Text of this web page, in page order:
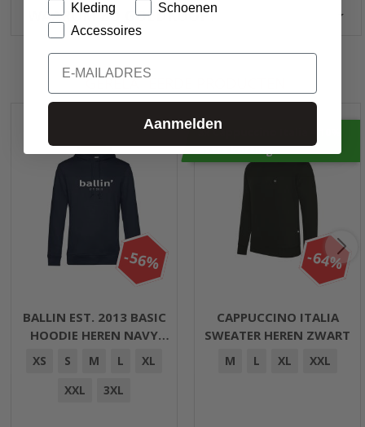
WAAROM ZO GOEDKOOP?
GERELATEERDE PRODUCTEN
BALLIN EST. 2013 BASIC
HOODIE HEREN NAVY
BLAUW
-56%
XS S M L
XL
XXL
3XL
3x Cappuccino Italia = 10%
extra korting
CAPPUCCINO ITALIA
SWEATER HEREN ZWART
-64%
M L XL XXL
Kleding
Schoenen
Accessoires
Email
Aanmelden